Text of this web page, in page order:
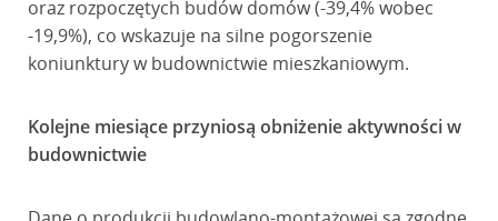
oraz rozpoczętych budów domów (-39,4% wobec
-19,9%), co wskazuje na silne pogorszenie
koniunktury w budownictwie mieszkaniowym.
Kolejne miesiące przyniosą obniżenie aktywności w
budownictwie